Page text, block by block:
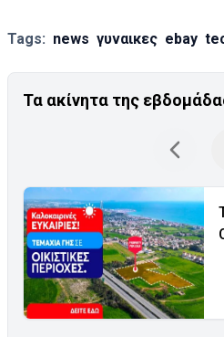
Tags: news γυναικες ebay
Τα ακίνητα της